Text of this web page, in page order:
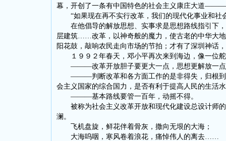
幕，开创了一条有中国特色的社会主义康庄大道———
“如果现在再不实行改革，我们的现代化事业和社
在他倡导的解放思想、实事求是思想路线指引下，
层建筑……改革，以神奇般的魔力，使古老的中华大
阳花鼓，敲响农民走向市场的节拍；才有了深圳神
１９９２年春天，邓小平再次来到海边，像一位舵
———改革开放胆子要更大一点，思想更解放一点
———判断改革和各方面工作的是非得失，归根到
会主义国家的综合国力，是否有利于提高人民的生活
———基本路线要管一百年，动摇不得。
被称为社会主义改革开放和现代化建设总设计师的
澜。
飞机盘旋，鲜花伴着骨灰，撒向无垠的大海；
大海呜咽，寒风卷着浪花，痛悼伟人的离去……